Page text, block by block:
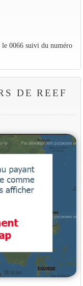
le 0066 suivi du numéro
DE REEF